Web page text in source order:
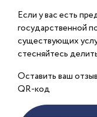
Если у вас есть
государственной
существующих
стесняйтесь
Оставить ваш
QR-код